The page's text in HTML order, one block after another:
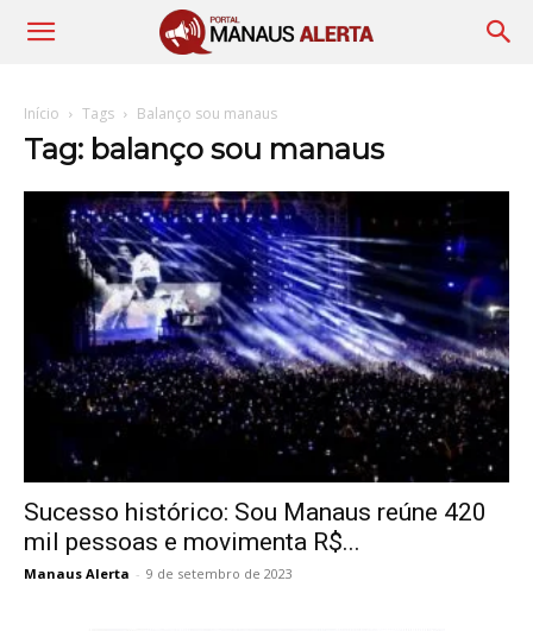
Início Tags Balanço sou manaus
Tag: balanço sou manaus
Sucesso histórico: Sou Manaus reúne 420
mil pessoas e movimenta R$...
Manaus Alerta - 9 de setembro de 2023